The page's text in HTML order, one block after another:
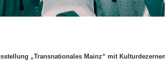
„Transnationales Mainz“ mit